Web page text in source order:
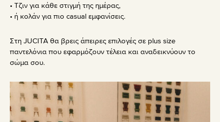
• Τζιν για κάθε στιγμή της ημέρας,
• ή κολάν για πιο casual εμφανίσεις.
Στη JUCITA θα βρεις άπειρες επιλογές σε plus size
παντελόνια που εφαρμόζουν τέλεια και αναδεικνύουν το
σώμα σου.